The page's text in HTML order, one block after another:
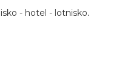
- hotel - lotnisko.